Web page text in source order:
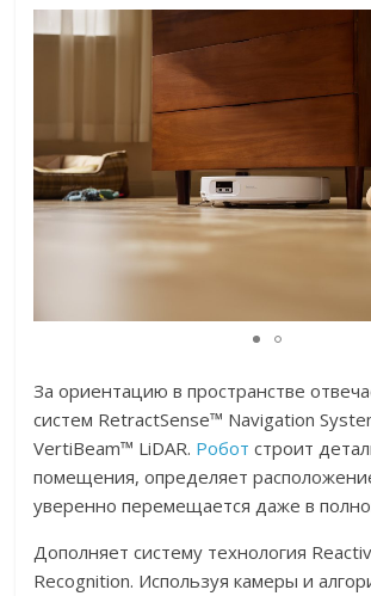
За ориентацию в пространстве
систем RetractSense™ Navigation
VertiBeam™ LiDAR. Робот строит
помещения, определяет
уверенно перемещается даже в
Дополняет систему технология
Recognition. Используя камеры и